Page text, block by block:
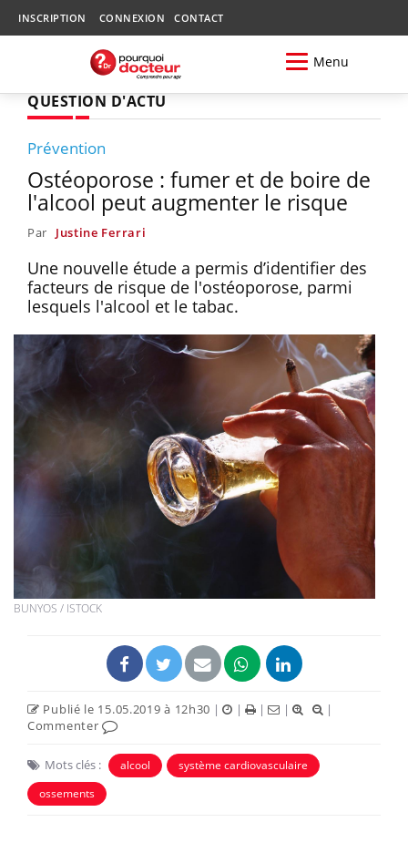
INSCRIPTION CONNEXION CONTACT
Menu
QUESTION D'ACTU
Prévention
Ostéoporose : fumer et de boire de
l'alcool peut augmenter le risque
Par Justine Ferrari
Une nouvelle étude a permis d’identifier des
facteurs de risque de l'ostéoporose, parmi
lesquels l'alcool et le tabac.
BUNYOS / ISTOCK
Publié le 15.05.2019 à 12h30 | | | |
|
Commenter
Mots clés : alcool
système cardiovasculaire
ossements